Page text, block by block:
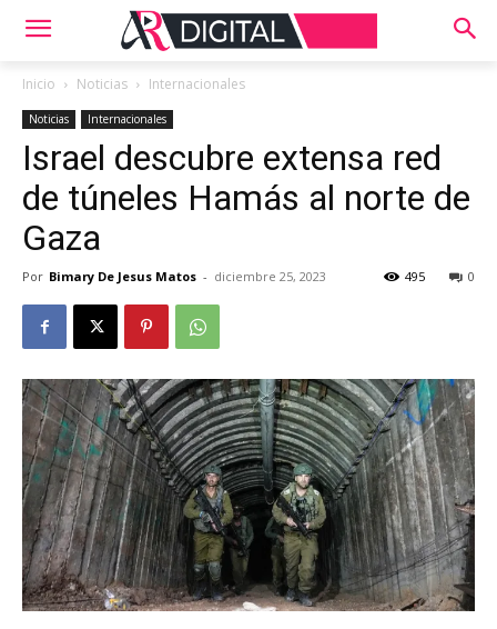
Inicio Noticias Internacionales
Noticias Internacionales
Israel descubre extensa red
de túneles Hamás al norte de
Gaza
Por Bimary De Jesus Matos - diciembre 25, 2023 0
495